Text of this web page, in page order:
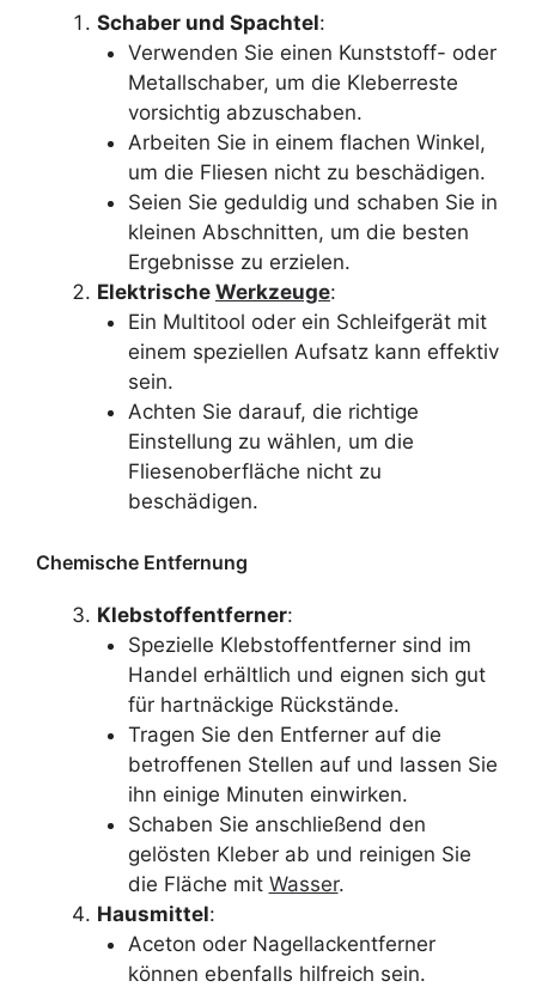
Schaber und Spachtel:
Verwenden Sie einen Kunststoff- oder
Metallschaber, um die Kleberreste
vorsichtig abzuschaben.
Arbeiten Sie in einem flachen Winkel,
um die Fliesen nicht zu beschädigen.
Seien Sie geduldig und schaben Sie in
kleinen Abschnitten, um die besten
Ergebnisse zu erzielen.
Elektrische Werkzeuge:
Ein Multitool oder ein Schleifgerät mit
einem speziellen Aufsatz kann effektiv
sein.
Achten Sie darauf, die richtige
Einstellung zu wählen, um die
Fliesenoberfläche nicht zu
beschädigen.
Chemische Entfernung
Klebstoffentferner:
Spezielle Klebstoffentferner sind im
Handel erhältlich und eignen sich gut
für hartnäckige Rückstände.
Tragen Sie den Entferner auf die
betroffenen Stellen auf und lassen Sie
ihn einige Minuten einwirken.
Schaben Sie anschließend den
gelösten Kleber ab und reinigen Sie
die Fläche mit Wasser.
Hausmittel:
Aceton oder Nagellackentferner
können ebenfalls hilfreich sein.